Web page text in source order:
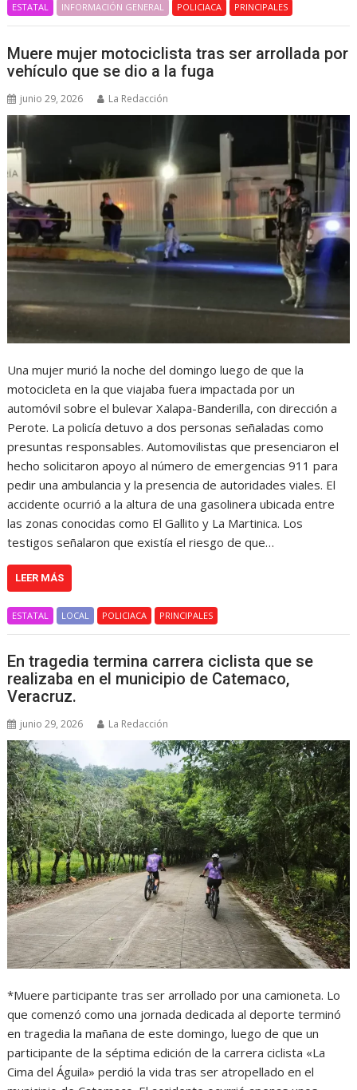
ESTATAL INFORMACIÓN GENERAL POLICIACA PRINCIPALES
Muere mujer motociclista tras ser arrollada por
vehículo que se dio a la fuga
junio 29, 2026 La Redacción
Una mujer murió la noche del domingo luego de que la
motocicleta en la que viajaba fuera impactada por un
automóvil sobre el bulevar Xalapa-Banderilla, con dirección a
Perote. La policía detuvo a dos personas señaladas como
presuntas responsables. Automovilistas que presenciaron el
hecho solicitaron apoyo al número de emergencias 911 para
pedir una ambulancia y la presencia de autoridades viales. El
accidente ocurrió a la altura de una gasolinera ubicada entre
las zonas conocidas como El Gallito y La Martinica. Los
testigos señalaron que existía el riesgo de que…
LEER MÁS
ESTATAL LOCAL POLICIACA PRINCIPALES
En tragedia termina carrera ciclista que se
realizaba en el municipio de Catemaco,
Veracruz.
junio 29, 2026 La Redacción
*Muere participante tras ser arrollado por una camioneta. Lo
que comenzó como una jornada dedicada al deporte terminó
en tragedia la mañana de este domingo, luego de que un
participante de la séptima edición de la carrera ciclista «La
Cima del Águila» perdió la vida tras ser atropellado en el